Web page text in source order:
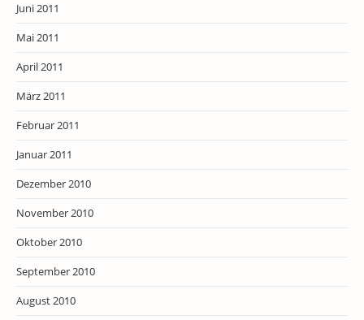
Juni 2011
Mai 2011
April 2011
März 2011
Februar 2011
Januar 2011
Dezember 2010
November 2010
Oktober 2010
September 2010
August 2010